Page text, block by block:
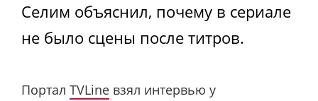
Селим объяснил, почему в сериале
не было сцены после титров.
Портал TVLine взял интервью у